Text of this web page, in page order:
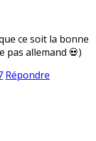
ce soit la bonne
pas allemand 💀)
Répondre